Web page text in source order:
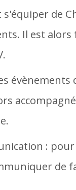
de
Il est
:
de